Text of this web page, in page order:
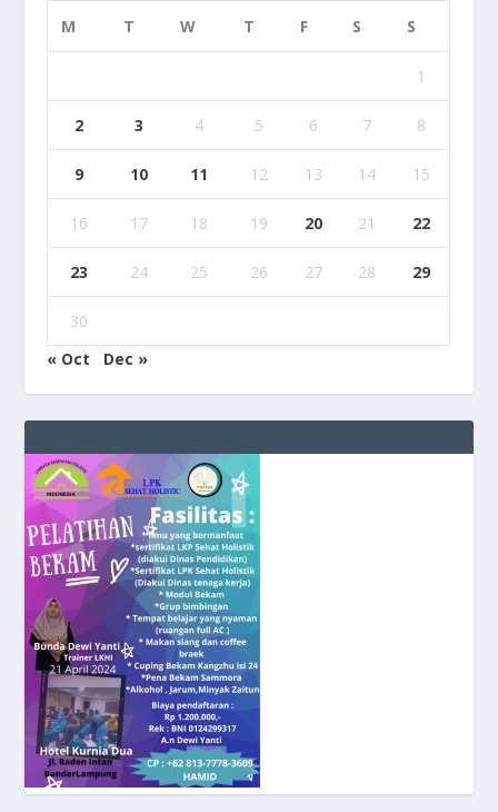
M T W T F S S
1
2 3 4 5 6 7 8
9 10 11 12 13 14 15
16 17 18 19 20 21 22
23 24 25 26 27 28 29
30
« Oct
Dec »